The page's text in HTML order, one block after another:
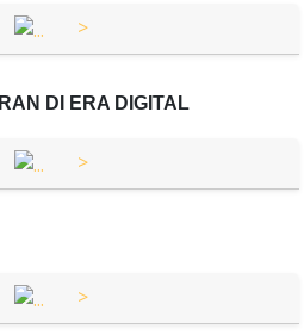
>
DI ERA DIGITAL
>
>